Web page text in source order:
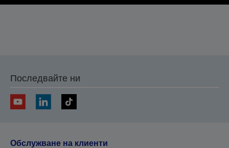
Последвайте ни
Обслужване на клиенти